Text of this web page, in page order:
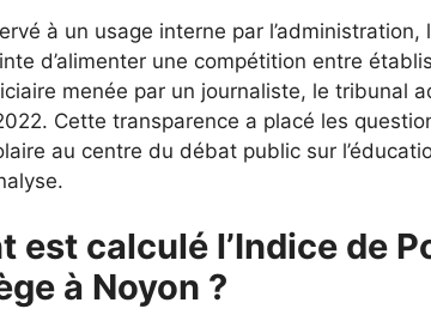
à un usage interne par l’administration,
d’alimenter une compétition entre
menée par un journaliste, le tribunal
Cette transparence a placé les
au centre du débat public sur
est calculé l’Indice de
à Noyon ?